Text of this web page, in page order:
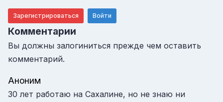
Зарегистрироваться Войти
Комментарии
Вы должны залогиниться прежде чем оставить
комментарий.
Аноним
30 лет работаю на Сахалине, но не знаю ни